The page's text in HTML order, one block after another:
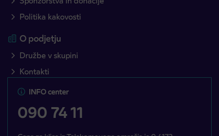
Politika kakovosti
O podjetju
Družbe v skupini
Kontakti
INFO center
090 74 11